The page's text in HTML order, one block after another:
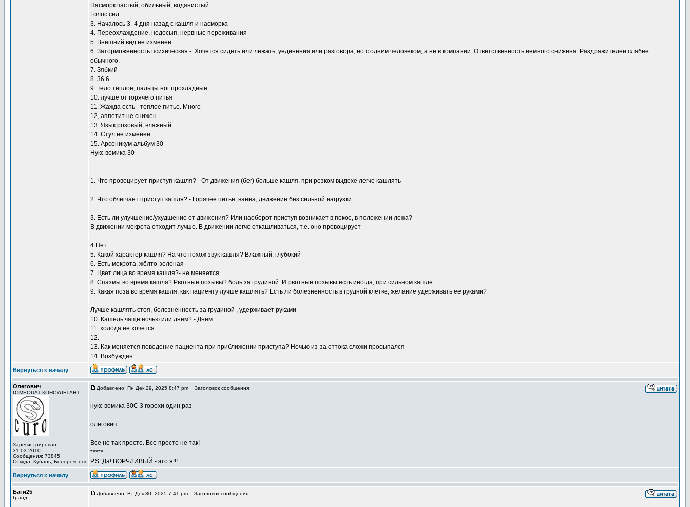
Насморк частый, обильный, водянистый
Голос сел
3. Началось 3 -4 дня назад с кашля и насморка
4. Переохлаждение, недосып, нервные переживания
5. Внешний вид не изменен
6. Заторможенность психическая -. Хочется сидеть или лежать, уединения или разговора, но с одним человеком, а не в компании. Ответственность немного снижена. Раздражителен слабее
обычного.
7. Зябкий
8. 36.6
9. Тело тёплое, пальцы ног прохладные
10. лучше от горячего питья
11. Жажда есть - теплое питье. Много
12, аппетит не снижен
13. Язык розовый, влажный.
14. Стул не изменен
15. Арсеникум альбум 30
Нукс вомика 30
1. Что провоцирует приступ кашля? - От движения (бег) больше кашля, при резком выдохе легче кашлять
2. Что облегчает приступ кашля? - Горячее питьё, ванна, движение без сильной нагрузки
3. Есть ли улучшение/ухудшение от движения? Или наоборот приступ возникает в покое, в положении лежа?
В движении мокрота отходит лучше. В движении легче откашливаться, т.е. оно провоцирует
4.Нет
5. Какой характер кашля? На что похож звук кашля? Влажный, глубокий
6. Есть мокрота, жёлто-зеленая
7. Цвет лица во время кашля?- не меняется
8. Спазмы во время кашля? Рвотные позывы? боль за грудиной. И рвотные позывы есть иногда, при сильном кашле
9. Какая поза во время кашля, как пациенту лучше кашлять? Есть ли болезненность в грудной клетке, желание удерживать ее руками?
Лучше кашлять стоя, болезненность за грудиной , удерживает руками
10. Кашель чаще ночью или днем? - Днём
11. холода не хочется
12. -
13. Как меняется поведение пациента при приближении приступа? Ночью из-за оттока сложи просыпался
14. Возбужден
Вернуться к началу
Олегович
ГОМЕОПАТ-КОНСУЛЬТАНТ
Зарегистрирован:
31.03.2010
Сообщения: 73845
Откуда: Кубань, Белореченск
Добавлено: Пн Дек 29, 2025 8:47 pm Заголовок сообщения:
нукс вомика 30С 3 горохи один раз
олегович
Все не так просто. Все просто не так!
*****
P.S. Да! ВОРЧЛИВЫЙ - это я!!!
Вернуться к началу
Баги25
Гранд
Добавлено: Вт Дек 30, 2025 7:41 pm Заголовок сообщения: